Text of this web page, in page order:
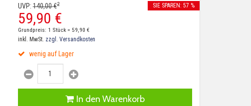
UVP:140,00€2
59,90 €
SIE SPAREN: 57 %
Grundpreis: 1 Stück = 59,90 €
inkl. MwSt. zzgl. Versandkosten
wenig auf Lager
In den Warenkorb